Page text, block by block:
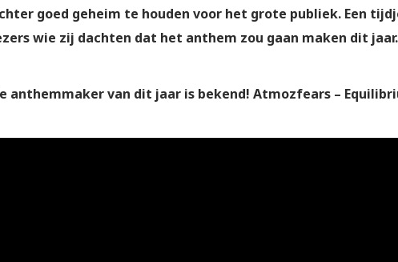
goed geheim te houden voor het grote publiek. Een
wie zij dachten dat het anthem zou gaan maken dit jaar.
anthemmaker van dit jaar is bekend! Atmozfears –